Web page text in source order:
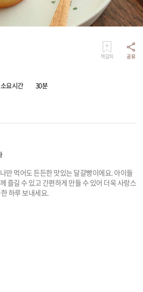
책갈피 공유
소요시간
30분
만 먹어도 든든한 맛있는 달걀빵이에요. 아이들
즐길 수 있고 간편하게 만들 수 있어 더욱 사랑스
하루 보내세요.